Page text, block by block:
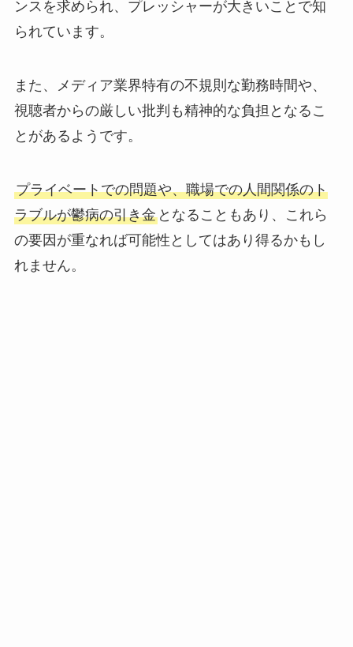
ンスを求められ、プレッシャーが大きいことで知
られています。
また、メディア業界特有の不規則な勤務時間や、
視聴者からの厳しい批判も精神的な負担となるこ
とがあるようです。
プライベートでの問題や、職場での人間関係のト
ラブルが鬱病の引き金となることもあり、これら
の要因が重なれば可能性としてはあり得るかもし
れません。